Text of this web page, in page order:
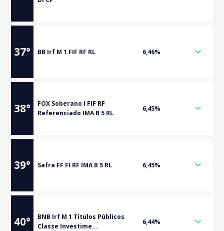
37° BB Irf M 1 FIF RF RL 6,46%
38°
FOX Soberano I FIF RF
Referenciado IMA B 5 RL
6,45%
39° Safra FF FI RF IMA B 5 RL 6,45%
40°
BNB Irf M 1 Títulos Públicos
Classe Investime...
6,44%